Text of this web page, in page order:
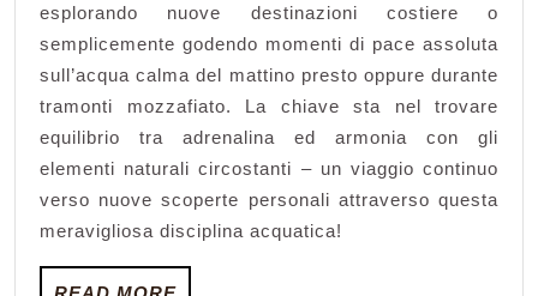
esplorando nuove destinazioni costiere o
semplicemente godendo momenti di pace assoluta
sull’acqua calma del mattino presto oppure durante
tramonti mozzafiato. La chiave sta nel trovare
equilibrio tra adrenalina ed armonia con gli
elementi naturali circostanti – un viaggio continuo
verso nuove scoperte personali attraverso questa
meravigliosa disciplina acquatica!
READ